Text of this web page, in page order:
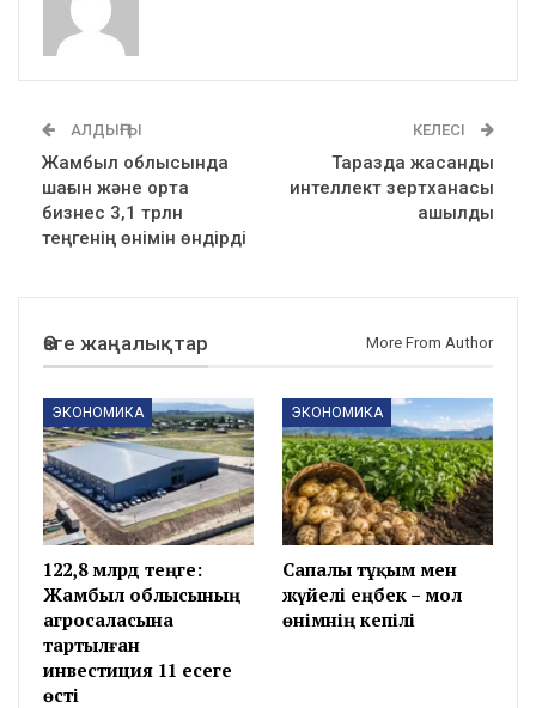
АЛДЫҢҒЫ
Жамбыл облысында
шағын және орта
бизнес 3,1 трлн
теңгенің өнімін өндірді
КЕЛЕСІ
Таразда жасанды
интеллект зертханасы
ашылды
Өзге жаңалықтар More From Author
ЭКОНОМИКА
122,8 млрд теңге:
Жамбыл облысының
агросаласына
тартылған
инвестиция 11 есеге
өсті
ЭКОНОМИКА
Сапалы тұқым мен
жүйелі еңбек – мол
өнімнің кепілі